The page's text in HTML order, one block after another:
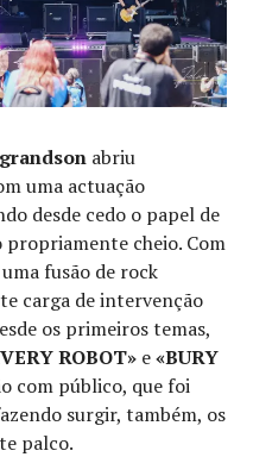
grandson abriu
uma actuação
desde cedo o papel de
cheio. Com
fusão de rock
carga de intervenção
os primeiros temas,
ROBOT» e«BURY
com público, que foi
surgir, também, os
palco.